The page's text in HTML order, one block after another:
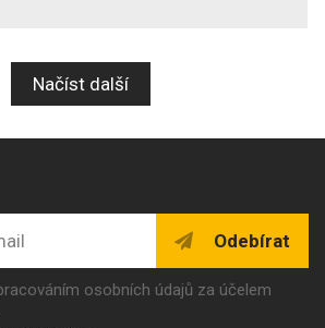
Načíst další
Odebírat
osobních údajů za účelem